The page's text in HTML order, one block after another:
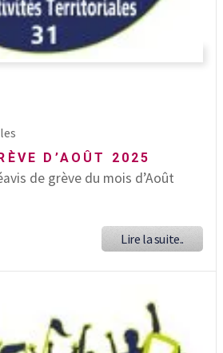
D’AOÛT 2025
de grève du mois d’Août
Lire la suite..